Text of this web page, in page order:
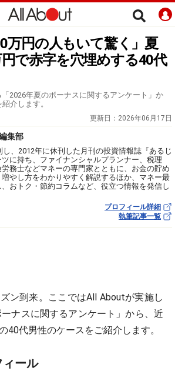
万円の人もいて驚く」夏
で赤字を穴埋めする40代
2026年夏のボーナスに関するアンケート」か
介します。
更新日： 2026年06月17日
集部
し、2012年に休刊した月刊の投資情報誌『あるじ
に持ち、ファイナンシャルプランナー、税理
務士などマネーの専門家とともに、お金の貯め
やし方をわかりやすく解説するほか、マネー最
おトク・節約コラムなど、役立つ情報を発信し
プロフィール詳細
執筆記事一覧
ン到来。ここではAll Aboutが実施し
ナスに関するアンケート」から、近
40代男性のケースをご紹介します。
ィール